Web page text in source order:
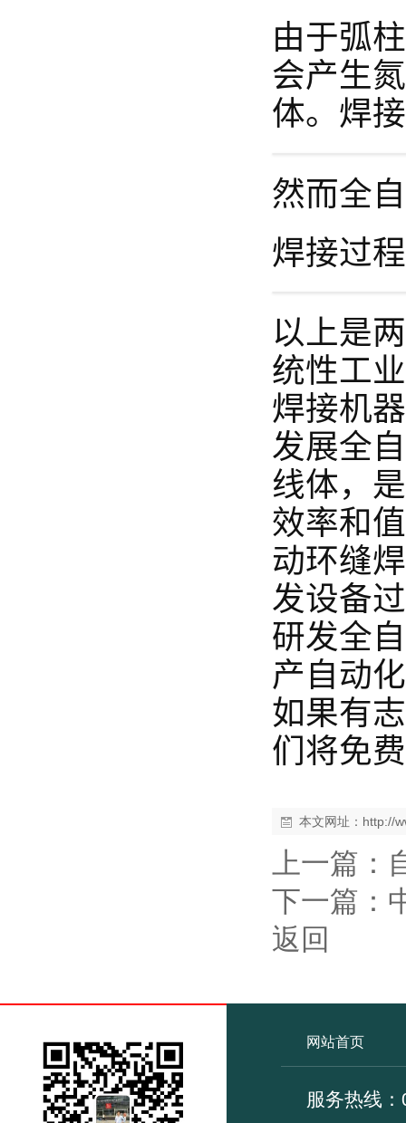
由于弧
会产生
体。焊
焊接的危害视频
然而全
焊接过
以上是
统性工
焊接机
发展全
线体，
效率和
动环缝
发设备
研发全
产自动
如果有
们将免
本文网址： http://
上一篇：
下一篇：
返回
网站首页
服务热线